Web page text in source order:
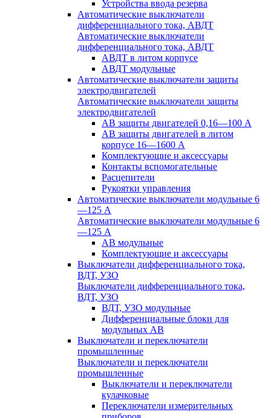
Устройства ввода резерва
Автоматические выключатели
дифференциального тока, АВДТ
Автоматические выключатели
дифференциального тока, АВДТ
АВДТ в литом корпусе
АВДТ модульные
Автоматические выключатели защиты
электродвигателей
Автоматические выключатели защиты
электродвигателей
АВ защиты двигателей 0,16—100 А
АВ защиты двигателей в литом
корпусе 16—1600 А
Комплектующие и аксессуары
Контакты вспомогательные
Расцепители
Рукоятки управления
Автоматические выключатели модульные 6
—125 А
Автоматические выключатели модульные 6
—125 А
АВ модульные
Комплектующие и аксессуары
Выключатели дифференциального тока,
ВДТ, УЗО
Выключатели дифференциального тока,
ВДТ, УЗО
ВДТ, УЗО модульные
Дифференциальные блоки для
модульных АВ
Выключатели и переключатели
промышленные
Выключатели и переключатели
промышленные
Выключатели и переключатели
кулачковые
Переключатели измерительных